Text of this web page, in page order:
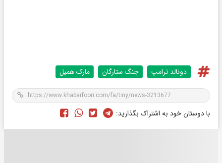
دونالد ترامپ جنگ ستارگان مارک همیل
با دوستان خود به اشتراک بگذارید: